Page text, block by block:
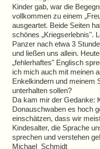
Kinder gab, war die
vollkommen zu einem
ausgeartet. Beide Seiten
schönes „Kriegserlebnis".
Panzer nach etwa 3
und ließen uns allein.
„fehlerhaftes" Englisch
ich mich auch mit meinen
Enkelkindern und meinem
unterhalten sollen?
Da kam mir der Gedanke:
Donauschwaben es hoch
einschätzen, dass wir
Kindesalter, die Sprache
sprechen und verstehen
Michael Schmidt